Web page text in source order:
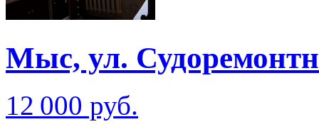
Мыс, ул.
12 000 руб.